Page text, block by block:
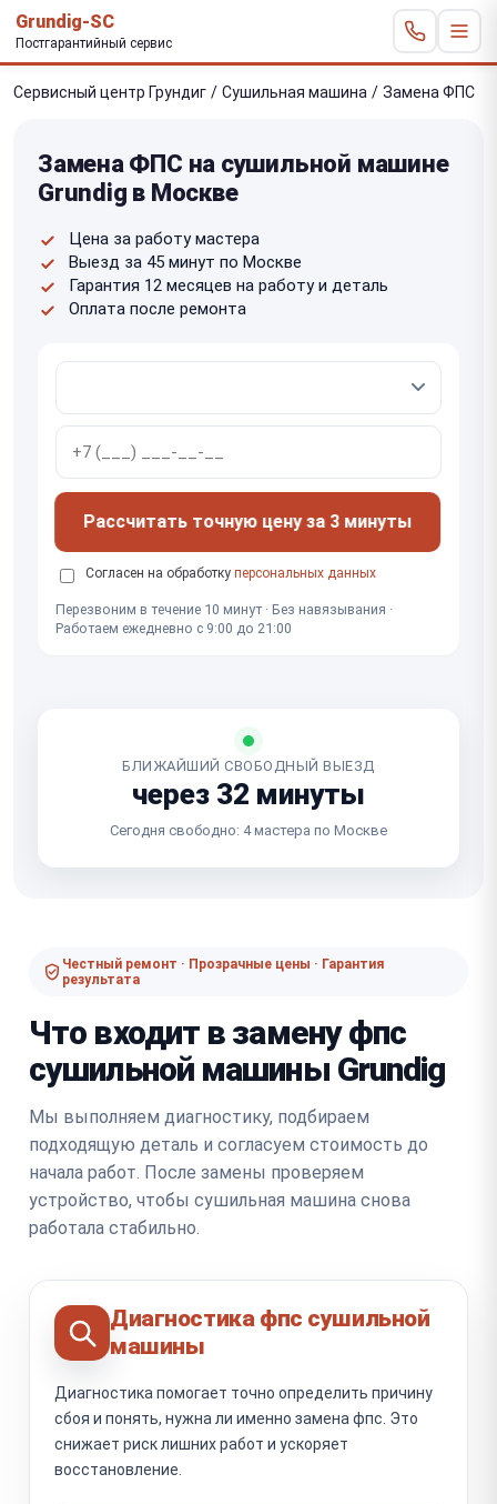
Grundig-SC
Постгарантийный сервис
Сервисный центр Грундиг / Сушильная машина / Замена ФПС
Замена ФПС на сушильной машине
Grundig в Москве
Цена за работу мастера
Выезд за 45 минут по Москве
Гарантия 12 месяцев на работу и деталь
Оплата после ремонта
Рассчитать точную цену за 3 минуты
Согласен на обработку персональных данных
Перезвоним в течение 10 минут · Без навязывания ·
Работаем ежедневно с 9:00 до 21:00
БЛИЖАЙШИЙ СВОБОДНЫЙ ВЫЕЗД
через 32 минуты
Сегодня свободно: 4 мастера по Москве
Честный ремонт · Прозрачные цены · Гарантия
результата
Что входит в замену фпс
сушильной машины Grundig
Мы выполняем диагностику, подбираем
подходящую деталь и согласуем стоимость до
начала работ. После замены проверяем
устройство, чтобы сушильная машина снова
работала стабильно.
Диагностика фпс сушильной
машины
Диагностика помогает точно определить причину
сбоя и понять, нужна ли именно замена фпс. Это
снижает риск лишних работ и ускоряет
восстановление.